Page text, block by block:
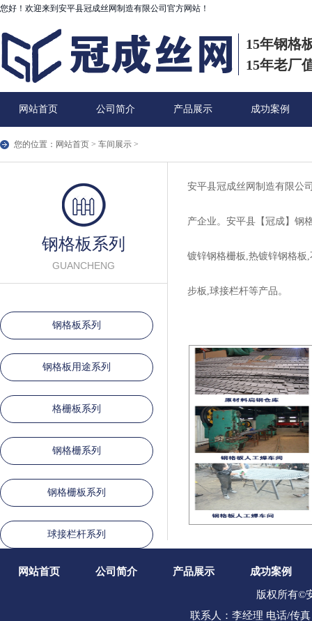
您好！欢迎来到安平县冠成丝网制造有限公司官方网站！
15年钢格
15年老厂
网站首页 公司简介 产品展示 成功案例
您的位置： 网站首页 > 车间展示 >
钢格板系列
GUANCHENG
钢格板系列
钢格板用途系列
格栅板系列
钢格栅系列
钢格栅板系列
球接栏杆系列
安平县冠成丝网制造有限公
产企业。安平县【冠成】钢
镀锌钢格栅板,热镀锌钢格板
步板,球接栏杆等产品。
网站首页 公司简介 产品展示 成功案例
版权所有©
联系人：李经理 电话/传